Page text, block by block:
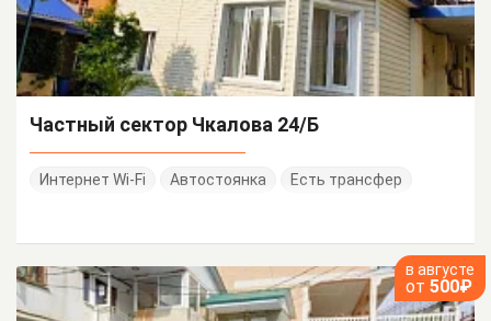
Частный сектор Чкалова 24/Б
Интернет Wi-Fi Автостоянка Есть трансфер
в августе
от 500₽